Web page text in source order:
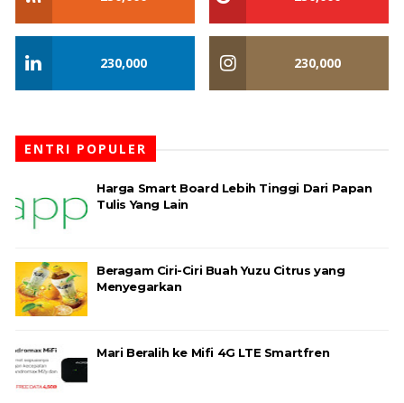
230,000 230,000
ENTRI POPULER
Harga Smart Board Lebih Tinggi Dari Papan
Tulis Yang Lain
Beragam Ciri-Ciri Buah Yuzu Citrus yang
Menyegarkan
Mari Beralih ke Mifi 4G LTE Smartfren